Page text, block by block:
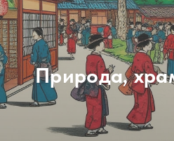
Природа,